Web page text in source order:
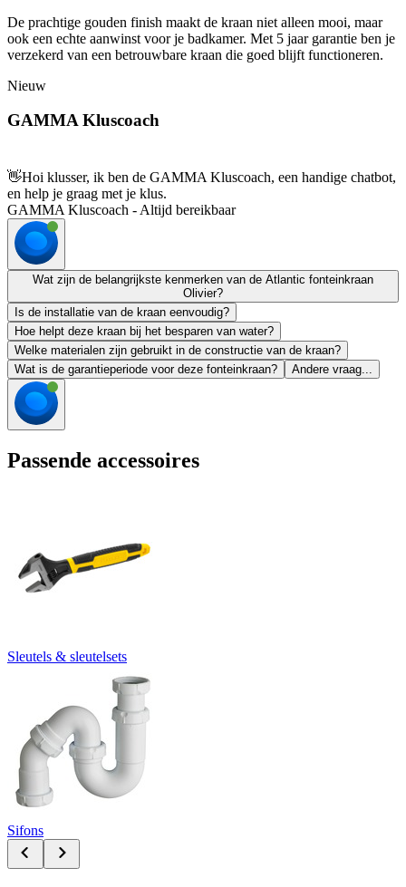
De prachtige gouden finish maakt de kraan niet alleen mooi, maar
ook een echte aanwinst voor je badkamer. Met 5 jaar garantie ben je
verzekerd van een betrouwbare kraan die goed blijft functioneren.
Nieuw
GAMMA Kluscoach
👋Hoi klusser, ik ben de GAMMA Kluscoach, een handige chatbot,
en help je graag met je klus.
GAMMA Kluscoach - Altijd bereikbaar
Wat zijn de belangrijkste kenmerken van de Atlantic fonteinkraan
Olivier?
Is de installatie van de kraan eenvoudig?
Hoe helpt deze kraan bij het besparen van water?
Welke materialen zijn gebruikt in de constructie van de kraan?
Wat is de garantieperiode voor deze fonteinkraan?
Andere vraag...
Passende accessoires
Sleutels & sleutelsets
Sifons